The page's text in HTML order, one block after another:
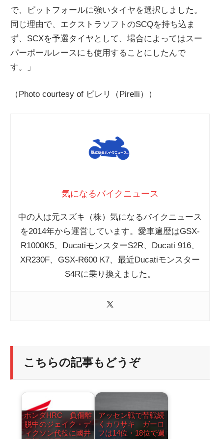
で、ピットフォールに強いタイヤを選択しました。
同じ理由で、エクストラソフトのSCQを持ち込ま
ず、SCXを予選タイヤとして、場合によってはスー
パーポールレースにも使用することにしたんで
す。」
（Photo courtesy of ピレリ（Pirelli））
気になるバイクニュース
中の人は元スズキ（株）気になるバイクニュース
を2014年から運営しています。愛車遍歴はGSX-
R1000K5、DucatiモンスターS2R、Ducati 916、
XR230F、GSX-R600 K7、最近Ducatiモンスター
S4Rに乗り換えました。
こちらの記事もどうぞ
ホンダHRC 負傷離
脱中のジェイク・デ
ィクソン代役に國井
アッセン戦で苦戦続
くカワサキ ガーロ
フは14位・18位で週